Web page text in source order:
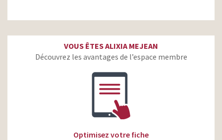
VOUS ÊTES ALIXIA MEJEAN
Découvrez les avantages de l’espace membre
Optimisez votre fiche